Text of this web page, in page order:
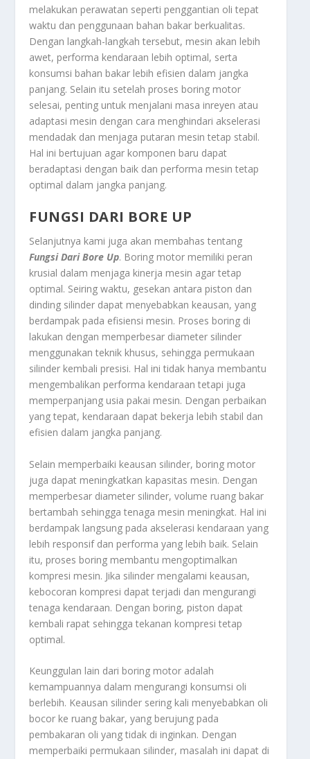
melakukan perawatan seperti penggantian oli tepat
waktu dan penggunaan bahan bakar berkualitas.
Dengan langkah-langkah tersebut, mesin akan lebih
awet, performa kendaraan lebih optimal, serta
konsumsi bahan bakar lebih efisien dalam jangka
panjang. Selain itu setelah proses boring motor
selesai, penting untuk menjalani masa inreyen atau
adaptasi mesin dengan cara menghindari akselerasi
mendadak dan menjaga putaran mesin tetap stabil.
Hal ini bertujuan agar komponen baru dapat
beradaptasi dengan baik dan performa mesin tetap
optimal dalam jangka panjang.
FUNGSI DARI BORE UP
Selanjutnya kami juga akan membahas tentang
Fungsi Dari Bore Up. Boring motor memiliki peran
krusial dalam menjaga kinerja mesin agar tetap
optimal. Seiring waktu, gesekan antara piston dan
dinding silinder dapat menyebabkan keausan, yang
berdampak pada efisiensi mesin. Proses boring di
lakukan dengan memperbesar diameter silinder
menggunakan teknik khusus, sehingga permukaan
silinder kembali presisi. Hal ini tidak hanya membantu
mengembalikan performa kendaraan tetapi juga
memperpanjang usia pakai mesin. Dengan perbaikan
yang tepat, kendaraan dapat bekerja lebih stabil dan
efisien dalam jangka panjang.
Selain memperbaiki keausan silinder, boring motor
juga dapat meningkatkan kapasitas mesin. Dengan
memperbesar diameter silinder, volume ruang bakar
bertambah sehingga tenaga mesin meningkat. Hal ini
berdampak langsung pada akselerasi kendaraan yang
lebih responsif dan performa yang lebih baik. Selain
itu, proses boring membantu mengoptimalkan
kompresi mesin. Jika silinder mengalami keausan,
kebocoran kompresi dapat terjadi dan mengurangi
tenaga kendaraan. Dengan boring, piston dapat
kembali rapat sehingga tekanan kompresi tetap
optimal.
Keunggulan lain dari boring motor adalah
kemampuannya dalam mengurangi konsumsi oli
berlebih. Keausan silinder sering kali menyebabkan oli
bocor ke ruang bakar, yang berujung pada
pembakaran oli yang tidak di inginkan. Dengan
memperbaiki permukaan silinder, masalah ini dapat di